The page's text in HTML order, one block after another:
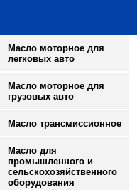
Масло моторное для
легковых авто
Масло моторное для
грузовых авто
Масло трансмиссионное
Масло для
промышленного и
сельскохозяйственного
оборудования